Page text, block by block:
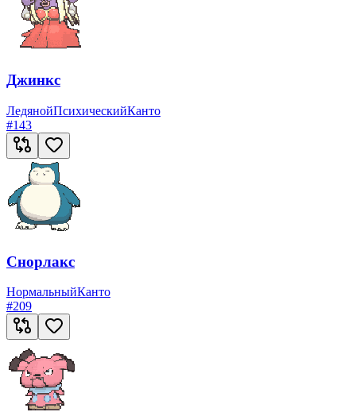
Джинкс
ЛедянойПсихическийКанто
#143
Снорлакс
НормальныйКанто
#209